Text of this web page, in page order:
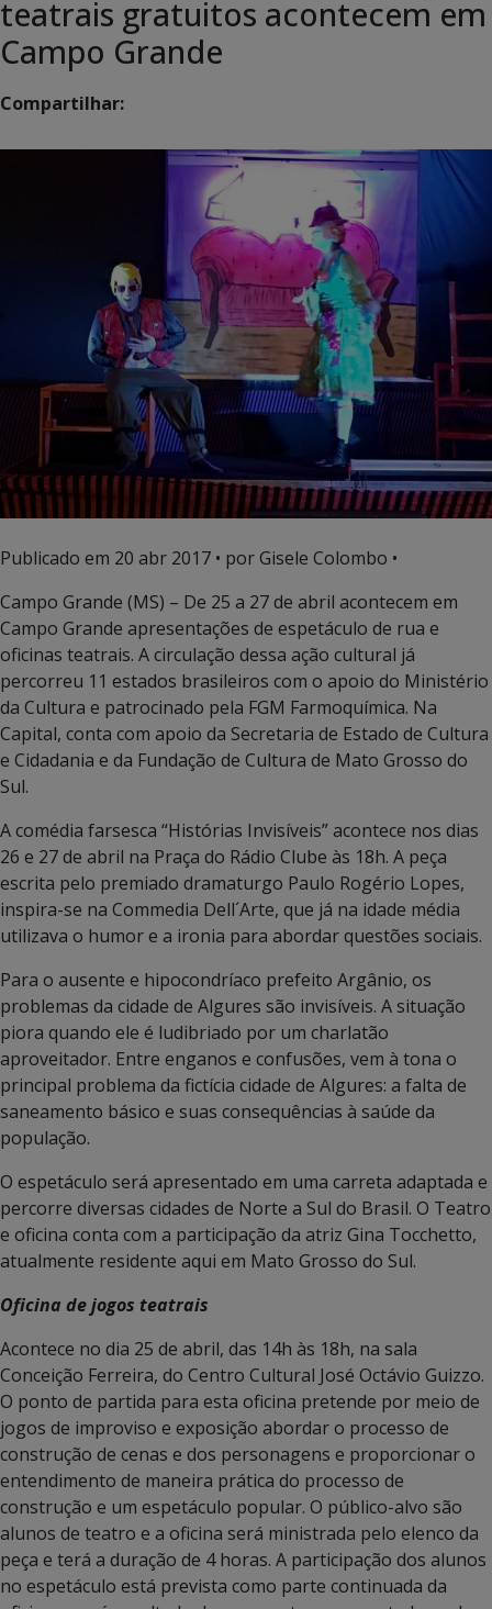
teatrais gratuitos acontecem em
Campo Grande
Compartilhar:
Publicado em 20 abr 2017 • por Gisele Colombo •
Campo Grande (MS) – De 25 a 27 de abril acontecem em
Campo Grande apresentações de espetáculo de rua e
oficinas teatrais. A circulação dessa ação cultural já
percorreu 11 estados brasileiros com o apoio do Ministério
da Cultura e patrocinado pela FGM Farmoquímica. Na
Capital, conta com apoio da Secretaria de Estado de Cultura
e Cidadania e da Fundação de Cultura de Mato Grosso do
Sul.
A comédia farsesca “Histórias Invisíveis” acontece nos dias
26 e 27 de abril na Praça do Rádio Clube às 18h. A peça
escrita pelo premiado dramaturgo Paulo Rogério Lopes,
inspira-se na Commedia Dell´Arte, que já na idade média
utilizava o humor e a ironia para abordar questões sociais.
Para o ausente e hipocondríaco prefeito Argânio, os
problemas da cidade de Algures são invisíveis. A situação
piora quando ele é ludibriado por um charlatão
aproveitador. Entre enganos e confusões, vem à tona o
principal problema da fictícia cidade de Algures: a falta de
saneamento básico e suas consequências à saúde da
população.
O espetáculo será apresentado em uma carreta adaptada e
percorre diversas cidades de Norte a Sul do Brasil. O Teatro
e oficina conta com a participação da atriz Gina Tocchetto,
atualmente residente aqui em Mato Grosso do Sul.
Oficina de jogos teatrais
Acontece no dia 25 de abril, das 14h às 18h, na sala
Conceição Ferreira, do Centro Cultural José Octávio Guizzo.
O ponto de partida para esta oficina pretende por meio de
jogos de improviso e exposição abordar o processo de
construção de cenas e dos personagens e proporcionar o
entendimento de maneira prática do processo de
construção e um espetáculo popular. O público-alvo são
alunos de teatro e a oficina será ministrada pelo elenco da
peça e terá a duração de 4 horas. A participação dos alunos
no espetáculo está prevista como parte continuada da